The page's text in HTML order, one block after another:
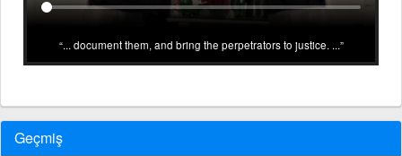
... document them, and bring the perpetrators to justice. ...
Geçmiş